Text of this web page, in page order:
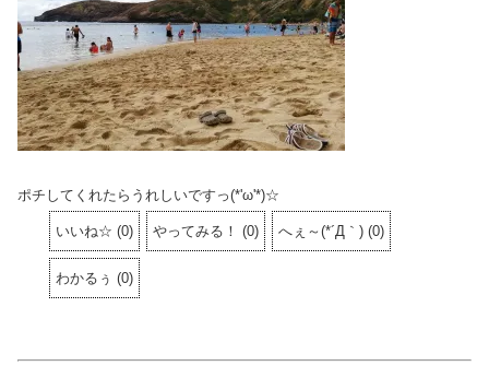
ポチしてくれたらうれしいですっ(*'ω'*)☆
いいね☆ (0) やってみる！ (0) へぇ～(*´Д｀) (0)
わかるぅ (0)